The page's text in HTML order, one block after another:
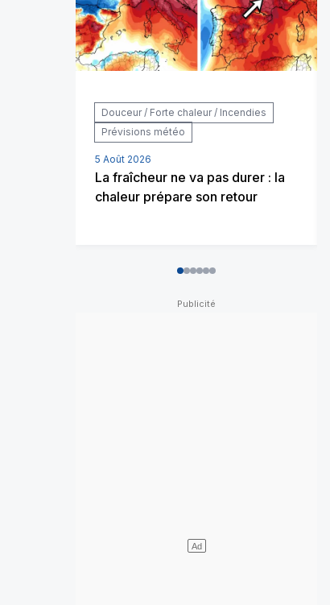
Douceur / Forte chaleur / Incendies
Prévisions météo
5 Août 2026
La fraîcheur ne va pas durer : la
chaleur prépare son retour
012345